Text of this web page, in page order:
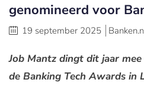
genomineerd voor
19 september 2025
Job Mantz dingt dit jaar
de Banking Tech Awards in